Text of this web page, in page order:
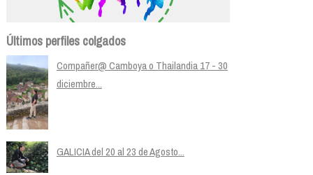
Últimos perfiles colgados
Compañer@ Camboya o Thailandia 17 - 30
diciembre...
GALICIA del 20 al 23 de Agosto...